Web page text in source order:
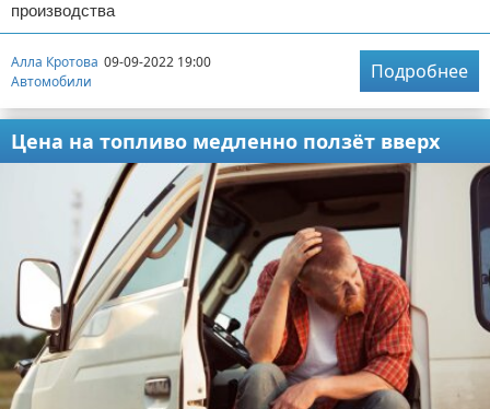
производства
Алла Кротова 09-09-2022 19:00
Автомобили
Подробнее
Цена на топливо медленно ползёт вверх